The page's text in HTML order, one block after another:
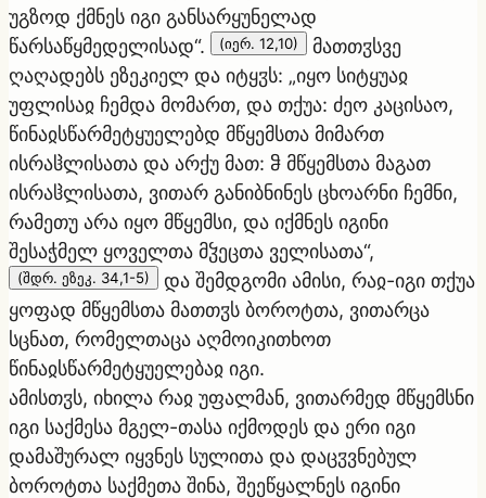
უგზოდ ქმნეს იგი განსარყუნელად
წარსაწყმედელისად“.
(იერ. 12,10)
მათთჳსვე
ღაღადებს ეზეკიელ და იტყჳს: „იყო სიტყუაჲ
უფლისაჲ ჩემდა მომართ, და თქუა: ძეო კაცისაო,
წინაჲსწარმეტყუელებდ მწყემსთა მიმართ
ისრაჱლისათა და არქუ მათ: ჵ მწყემსთა მაგათ
ისრაჱლისათა, ვითარ განიბნინეს ცხოარნი ჩემნი,
რამეთუ არა იყო მწყემსი, და იქმნეს იგინი
შესაჭმელ ყოველთა მჴეცთა ველისათა“,
(შდრ. ეზეკ. 34,1-5)
და შემდგომი ამისი, რაჲ-იგი თქუა
ყოფად მწყემსთა მათთჳს ბოროტთა, ვითარცა
სცნათ, რომელთაცა აღმოიკითხოთ
წინაჲსწარმეტყუელებაჲ იგი.
ამისთჳს, იხილა რაჲ უფალმან, ვითარმედ მწყემსნი
იგი საქმესა მგელ-თასა იქმოდეს და ერი იგი
დამაშურალ იყვნეს სულითა და დაცჳვნებულ
ბოროტთა საქმეთა შინა, შეეწყალნეს იგინი